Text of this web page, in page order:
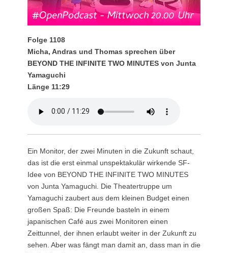
Folge 1108
Micha, Andras und Thomas sprechen über
BEYOND THE INFINITE TWO MINUTES von Junta
Yamaguchi
Länge 11:29
Ein Monitor, der zwei Minuten in die Zukunft schaut,
das ist die erst einmal unspektakulär wirkende SF-
Idee von BEYOND THE INFINITE TWO MINUTES
von Junta Yamaguchi. Die Theatertruppe um
Yamaguchi zaubert aus dem kleinen Budget einen
großen Spaß: Die Freunde basteln in einem
japanischen Café aus zwei Monitoren einen
Zeittunnel, der ihnen erlaubt weiter in der Zukunft zu
sehen. Aber was fängt man damit an, dass man in die